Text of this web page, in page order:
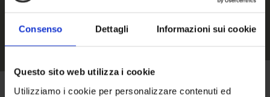
Consenso Dettagli Informazioni sui cookie
Questo sito web utilizza i cookie
Utilizziamo i cookie per personalizzare contenuti ed